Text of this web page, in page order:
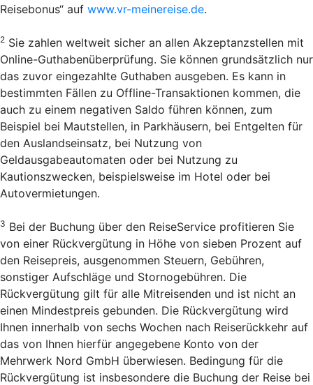
Reisebonus“ auf www.vr-meinereise.de.
2 Sie zahlen weltweit sicher an allen Akzeptanzstellen mit
Online-Guthabenüberprüfung. Sie können grundsätzlich nur
das zuvor eingezahlte Guthaben ausgeben. Es kann in
bestimmten Fällen zu Offline-Transaktionen kommen, die
auch zu einem negativen Saldo führen können, zum
Beispiel bei Mautstellen, in Parkhäusern, bei Entgelten für
den Auslandseinsatz, bei Nutzung von
Geldausgabeautomaten oder bei Nutzung zu
Kautionszwecken, beispielsweise im Hotel oder bei
Autovermietungen.
3 Bei der Buchung über den Reise­Service profitieren Sie
von einer Rückvergütung in Höhe von sieben Prozent auf
den Reisepreis, ausgenommen Steuern, Gebühren,
sonstiger Aufschläge und Stornogebühren. Die
Rückvergütung gilt für alle Mitreisenden und ist nicht an
einen Mindestpreis gebunden. Die Rückvergütung wird
Ihnen innerhalb von sechs Wochen nach Reiserückkehr auf
das von Ihnen hierfür angegebene Konto von der
Mehrwerk Nord GmbH überwiesen. Bedingung für die
Rückvergütung ist insbesondere die Buchung der Reise bei